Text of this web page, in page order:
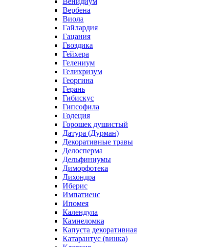
Вербена
Виола
Гайлардия
Гацания
Гвоздика
Гейхера
Гелениум
Гелихризум
Георгина
Герань
Гибискус
Гипсофила
Годеция
Горошек душистый
Датура (Дурман)
Декоративные травы
Делосперма
Дельфиниумы
Диморфотека
Дихондра
Иберис
Импатиенс
Ипомея
Календула
Камнеломка
Капуста декоративная
Катарантус (винка)